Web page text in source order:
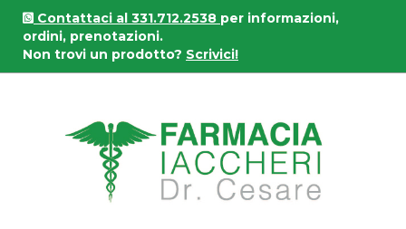
Passa
contenuto
principale
Contattaci al 331.712.2538 per informazioni,
ordini, prenotazioni.
Non trovi un prodotto? Scrivici!